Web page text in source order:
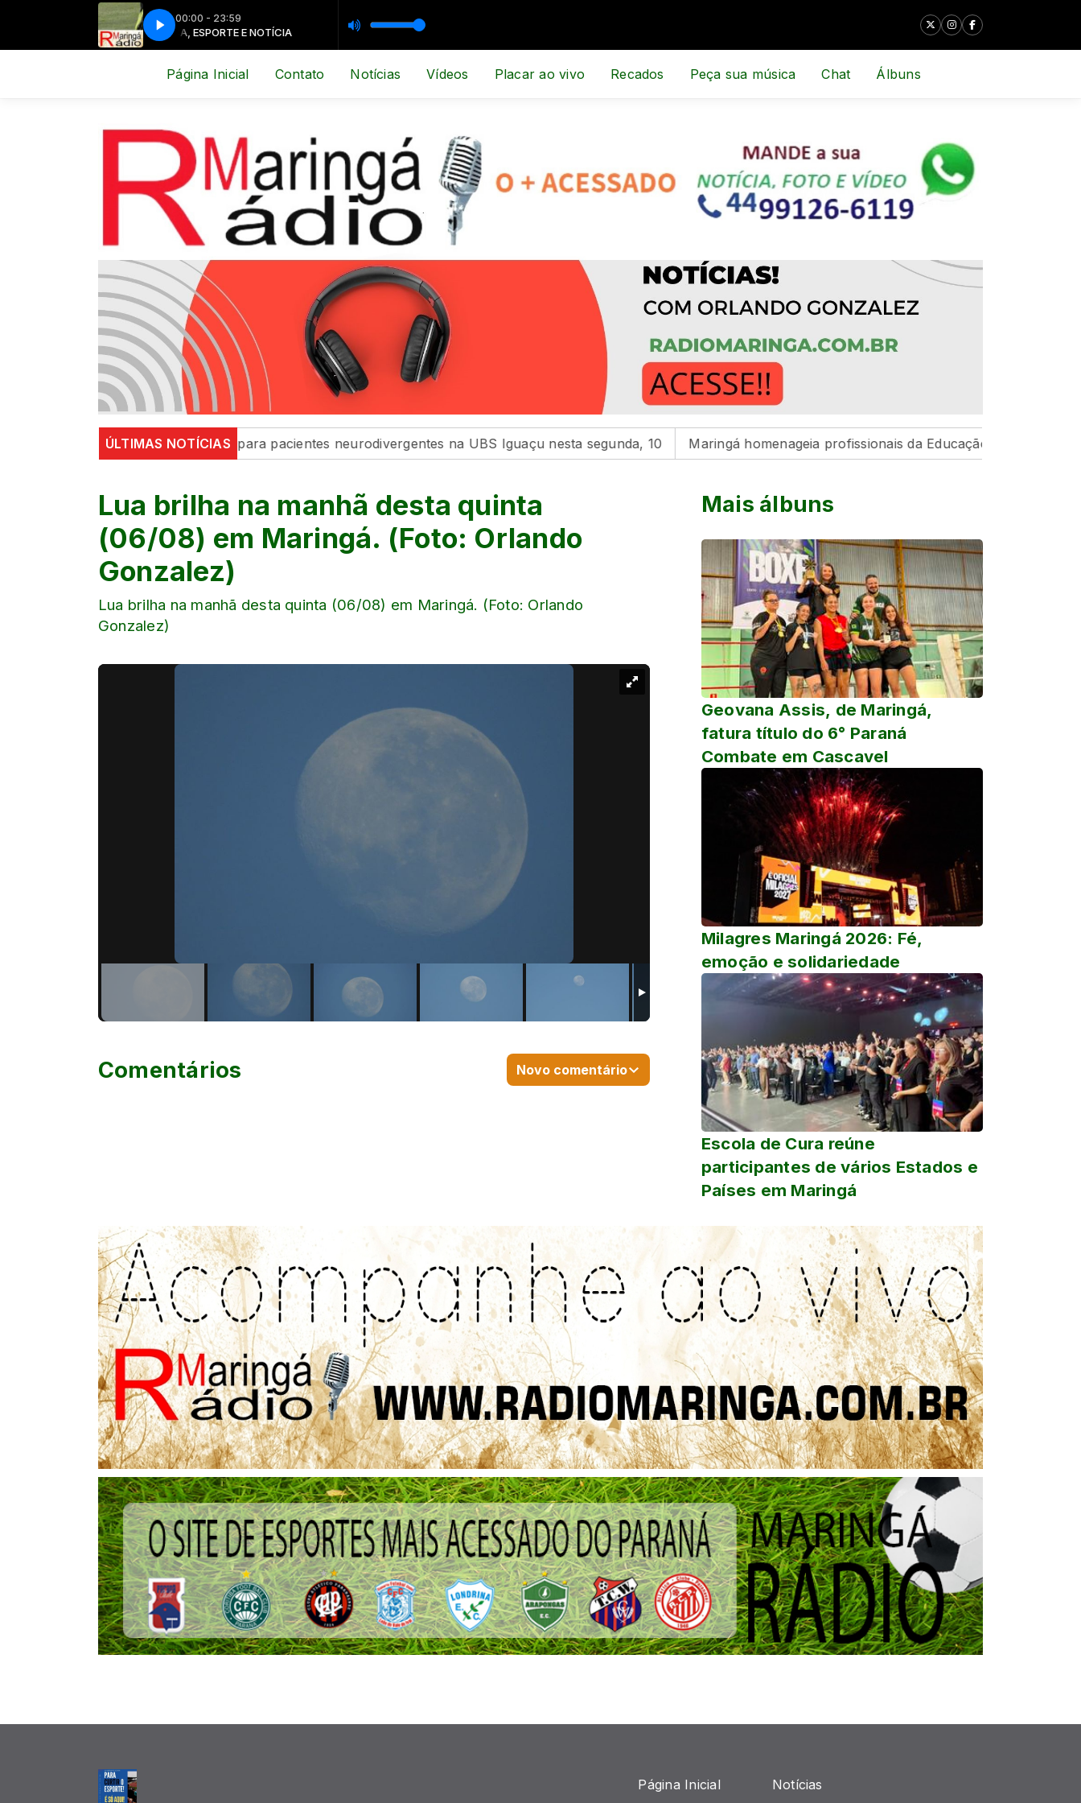
00:00 - 23:59
MÚSICA, ESPORTE E NOTÍCIA MÚSICA, ESPORTE E NOTÍCIA
Página Inicial Contato Notícias Vídeos Placar ao vivo Recados Peça sua música Chat Álbuns
ÚLTIMAS NOTÍCIAS
de Maringá inaugura sala para pacientes neurodivergentes na UBS Iguaçu nesta segunda, 10 Maringá homenageia profissionais da Educação pelo resultado
Lua brilha na manhã desta quinta
(06/08) em Maringá. (Foto: Orlando
Gonzalez)
Lua brilha na manhã desta quinta (06/08) em Maringá. (Foto: Orlando
Gonzalez)
Mais álbuns
Geovana Assis, de Maringá,
fatura título do 6° Paraná
Combate em Cascavel
Milagres Maringá 2026: Fé,
emoção e solidariedade
Escola de Cura reúne
participantes de vários Estados e
Países em Maringá
Comentários Novo comentário
Página Inicial Notícias